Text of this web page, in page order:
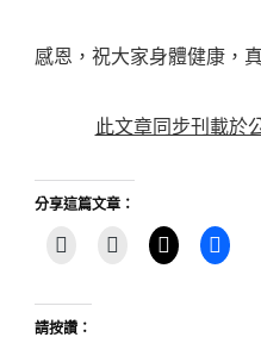
感恩，祝大家身體健康，
此文章同步刊載於
分享這篇文章：
請按讚：